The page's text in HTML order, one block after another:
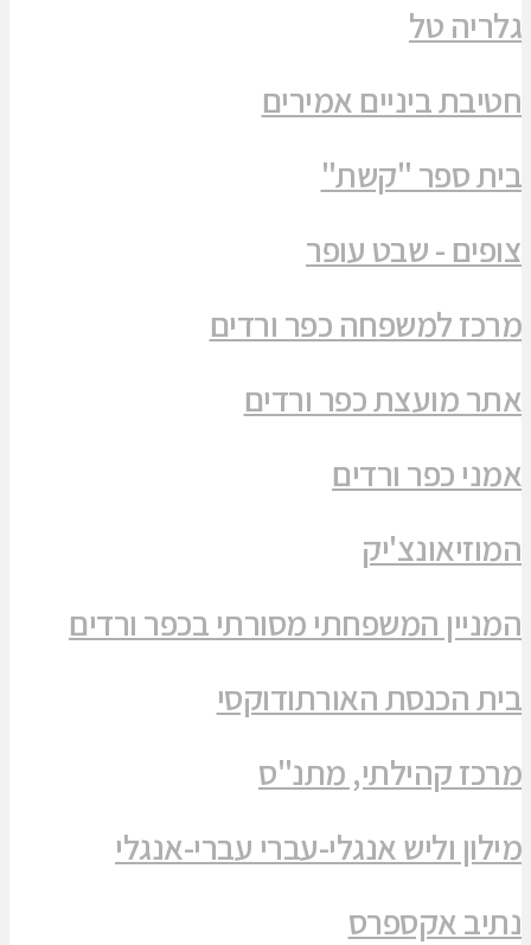
גלריה טל
חטיבת ביניים אמירים
בית ספר "קשת"
צופים - שבט עופר
מרכז למשפחה כפר ורדים
אתר מועצת כפר ורדים
אמני כפר ורדים
המוזיאונצ'יק
המניין המשפחתי מסורתי בכפר ורדים
בית הכנסת האורתודוקסי
מרכז קהילתי, מתנ"ס
מילון וליש אנגלי-עברי עברי-אנגלי
נתיב אקספרס